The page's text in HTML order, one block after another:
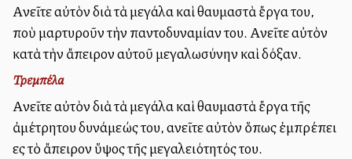
Αἰνεῖτε αὐτὸν διὰ τὰ μεγάλα καὶ θαυμαστὰ ἔργα του,
ποὺ μαρτυροῦν τὴν παντοδυναμίαν του. Αἰνεῖτε αὐτὸν
κατὰ τὴν ἄπειρον αὐτοῦ μεγαλωσύνην καὶ δόξαν.
Τρεμπέλα
Αἰνεῖτε αὐτὸν διὰ τὰ μεγάλα καὶ θαυμαστὰ ἔργα τῆς
ἀμέτρητου δυνάμεώς του, αἰνεῖτε αὐτὸν ὅπως ἐμπρέπει
εἰς τὸ ἄπειρον ὕψος τῆς μεγαλειότητός του.